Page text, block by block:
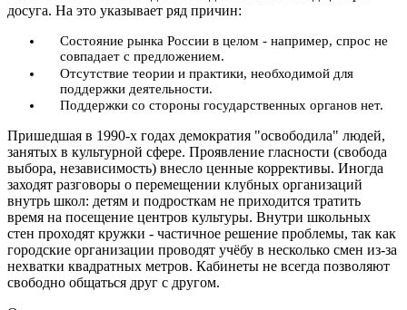
досуга. На это указывает ряд причин:
Состояние рынка России в целом - например, спрос не
совпадает с предложением.
Отсутствие теории и практики, необходимой для
поддержки деятельности.
Поддержки со стороны государственных органов нет.
Пришедшая в 1990-х годах демократия "освободила" людей,
занятых в культурной сфере. Проявление гласности (свобода
выбора, независимость) внесло ценные коррективы. Иногда
заходят разговоры о перемещении клубных организаций
внутрь школ: детям и подросткам не приходится тратить
время на посещение центров культуры. Внутри школьных
стен проходят кружки - частичное решение проблемы, так как
городские организации проводят учёбу в несколько смен из-за
нехватки квадратных метров. Кабинеты не всегда позволяют
свободно общаться друг с другом.